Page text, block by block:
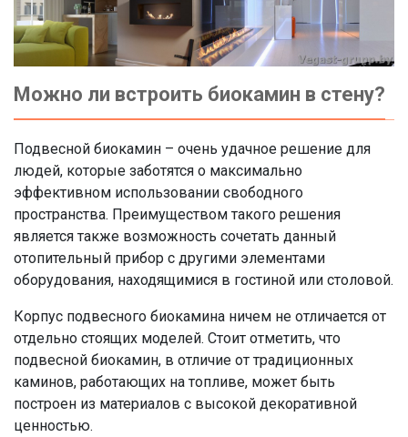
Можно ли встроить биокамин в стену?
Подвесной биокамин – очень удачное решение для
людей, которые заботятся о максимально
эффективном использовании свободного
пространства. Преимуществом такого решения
является также возможность сочетать данный
отопительный прибор с другими элементами
оборудования, находящимися в гостиной или столовой.
Корпус подвесного биокамина ничем не отличается от
отдельно стоящих моделей. Стоит отметить, что
подвесной биокамин, в отличие от традиционных
каминов, работающих на топливе, может быть
построен из материалов с высокой декоративной
ценностью.